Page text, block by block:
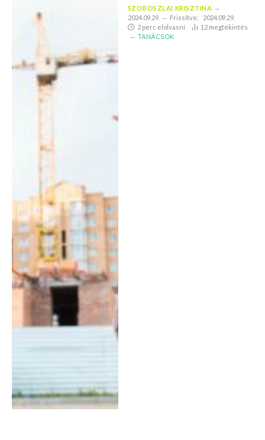
SZOBOSZLAI KRISZTINA
2024.09.29.
Frissítve:
2024.09.29.
2 perc elolvasni
12 megtekintés
TANÁCSOK